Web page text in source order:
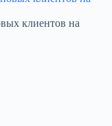
клиентов на